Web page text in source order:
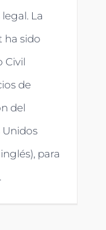
La
ha sido
Civil
de
del
Unidos
para